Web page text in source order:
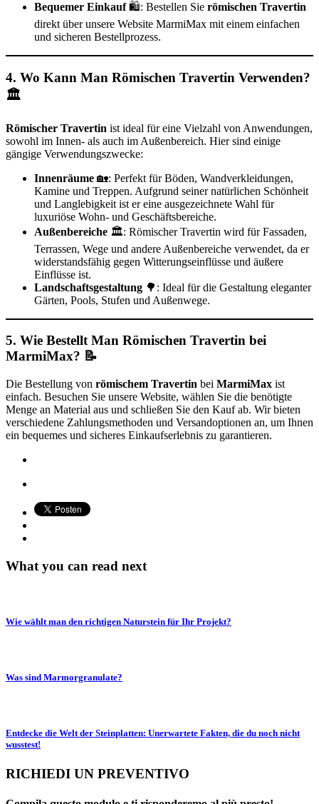
Bequemer Einkauf🛍️: Bestellen Sie römischen Travertin
direkt über unsere Website MarmiMax mit einem einfachen
und sicheren Bestellprozess.
4. Wo Kann Man Römischen Travertin Verwenden?
🏛️
Römischer Travertin ist ideal für eine Vielzahl von Anwendungen,
sowohl im Innen- als auch im Außenbereich. Hier sind einige
gängige Verwendungszwecke:
Innenräume 🏡: Perfekt für Böden, Wandverkleidungen,
Kamine und Treppen. Aufgrund seiner natürlichen Schönheit
und Langlebigkeit ist er eine ausgezeichnete Wahl für
luxuriöse Wohn- und Geschäftsbereiche.
Außenbereiche 🏛️: Römischer Travertin wird für Fassaden,
Terrassen, Wege und andere Außenbereiche verwendet, da er
widerstandsfähig gegen Witterungseinflüsse und äußere
Einflüsse ist.
Landschaftsgestaltung 🌳: Ideal für die Gestaltung eleganter
Gärten, Pools, Stufen und Außenwege.
5. Wie Bestellt Man Römischen Travertin bei
MarmiMax? 📝
Die Bestellung von römischem Travertin bei MarmiMax ist
einfach. Besuchen Sie unsere Website, wählen Sie die benötigte
Menge an Material aus und schließen Sie den Kauf ab. Wir bieten
verschiedene Zahlungsmethoden und Versandoptionen an, um Ihnen
ein bequemes und sicheres Einkaufserlebnis zu garantieren.
What you can read next
Wie wählt man den richtigen Naturstein für Ihr Projekt?
Was sind Marmorgranulate?
Entdecke die Welt der Steinplatten: Unerwartete Fakten, die du noch nicht
wusstest!
RICHIEDI UN PREVENTIVO